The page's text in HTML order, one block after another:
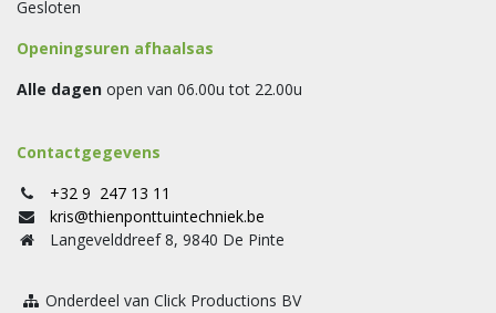
Gesloten
Openingsuren afhaalsas
Alle dagen open van 06.00u tot 22.00u
Contactgegevens
+32 9 247 13 11
kris@thienponttuintechniek.be
Langevelddreef 8, 9840 De Pinte
Onderdeel van Click Productions BV